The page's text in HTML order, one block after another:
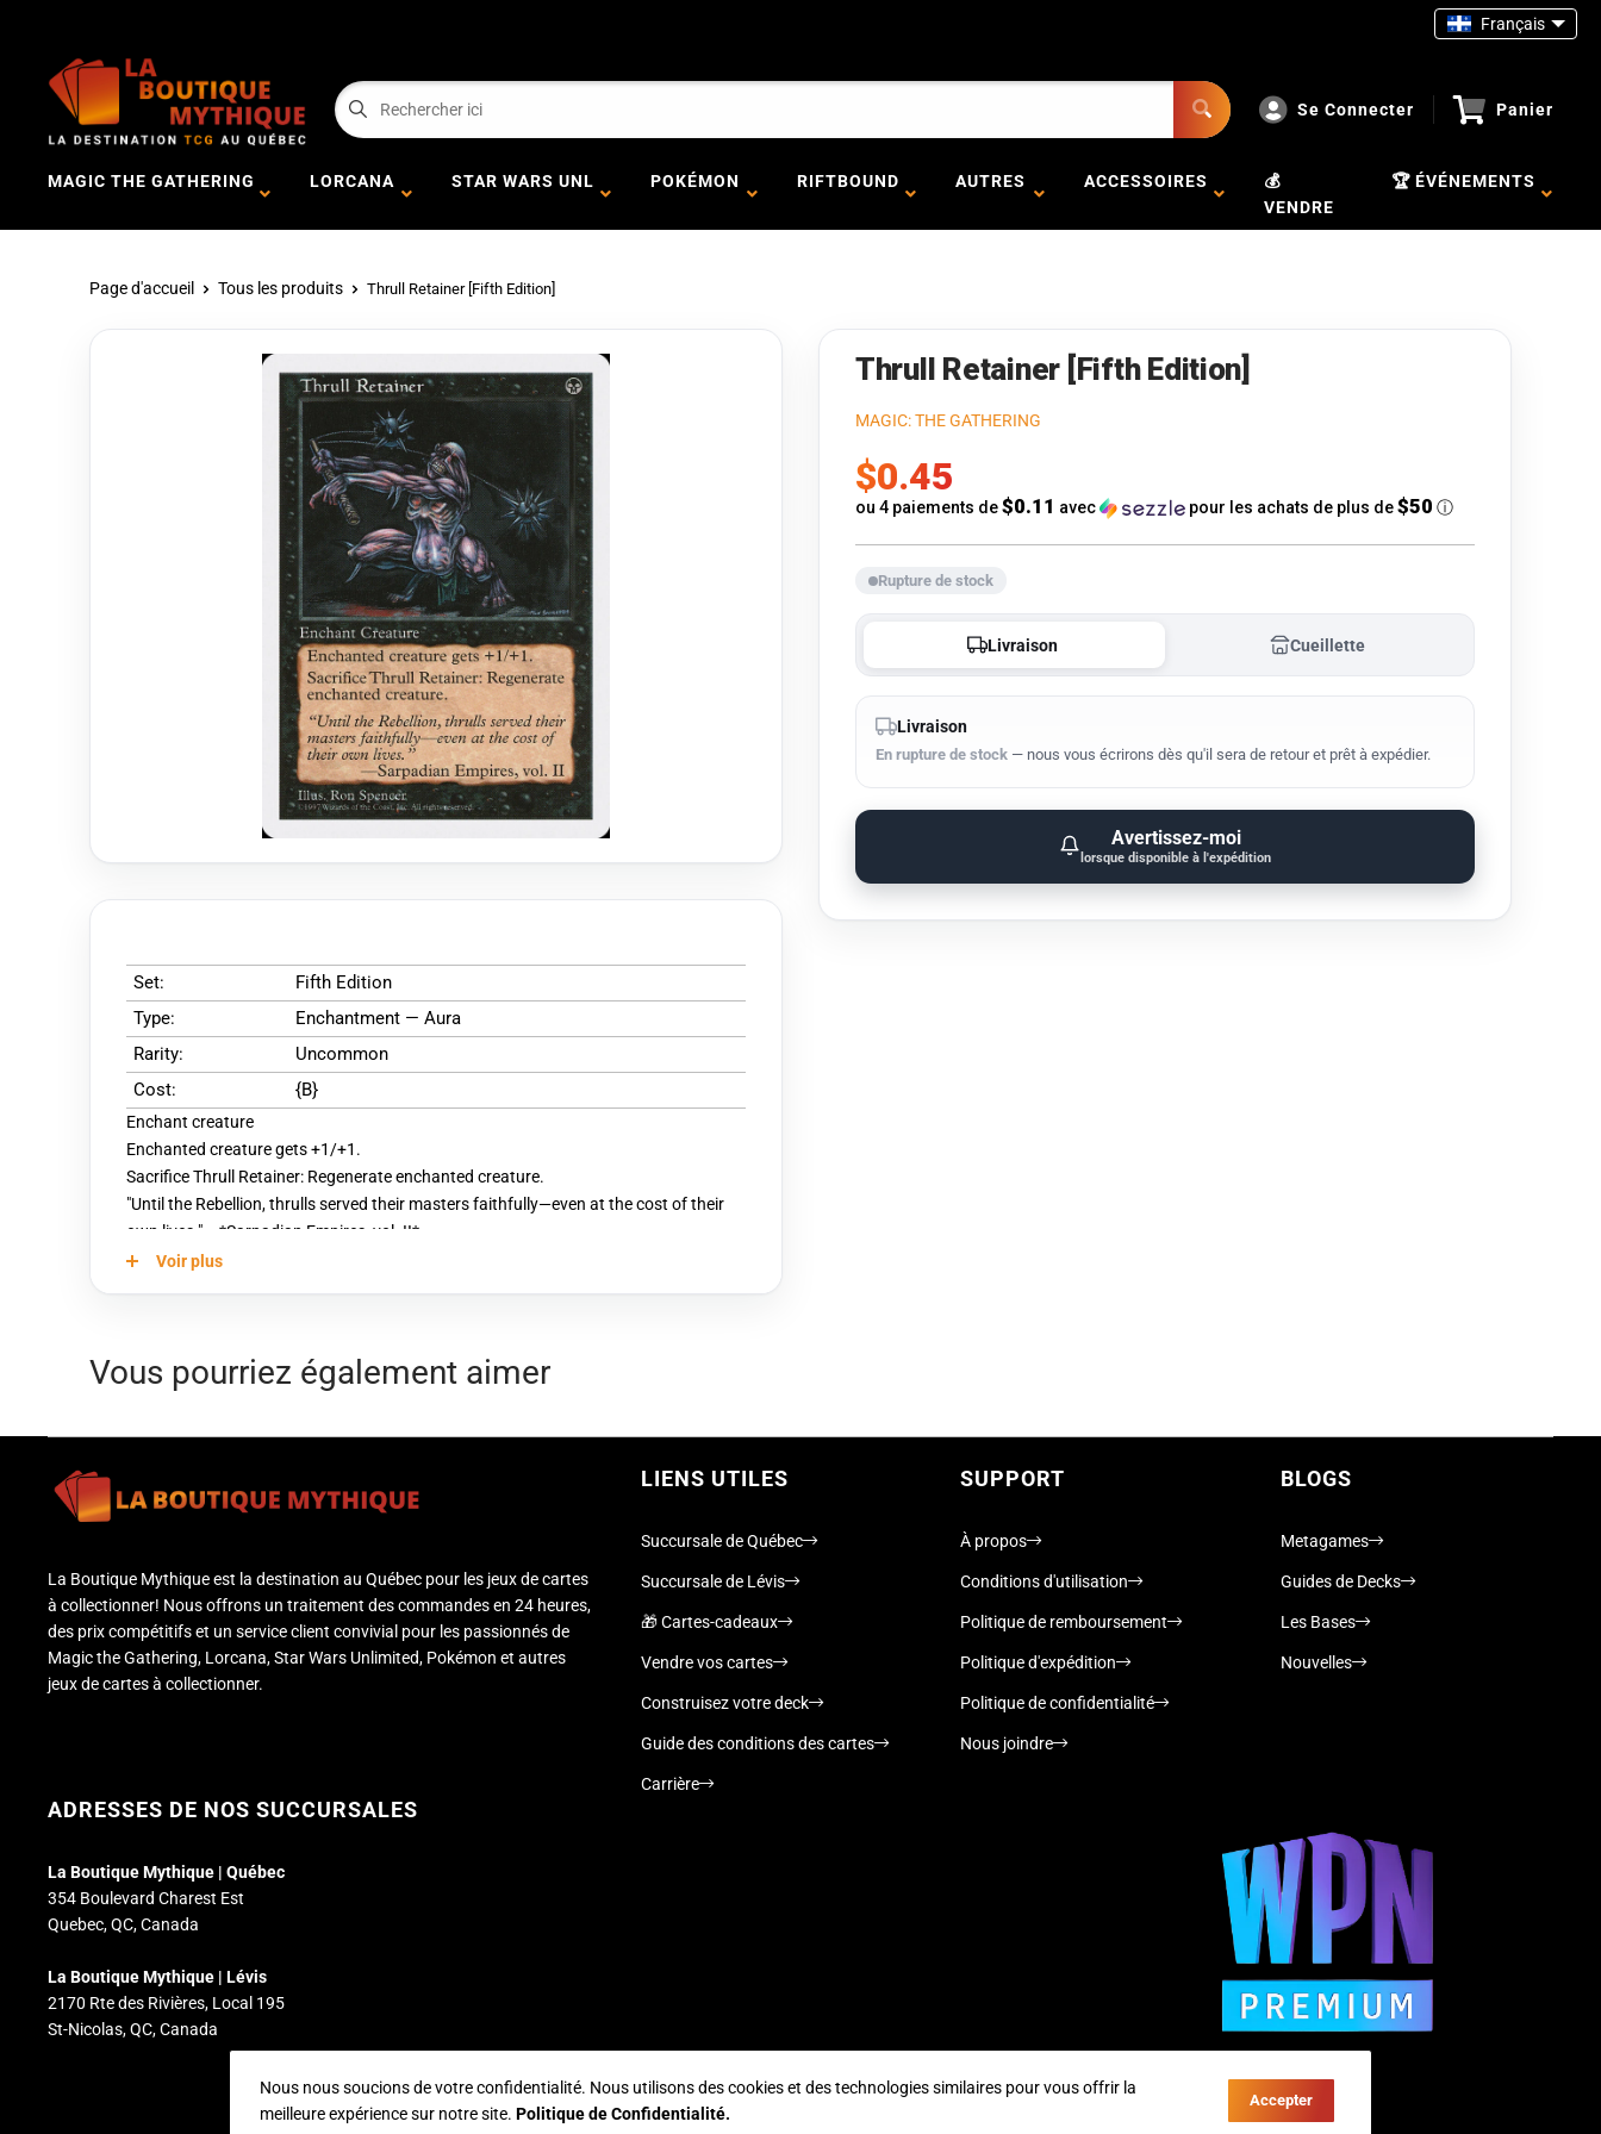
Français
Se Connecter Panier
MAGIC THE GATHERING LORCANA STAR WARS UNL POKÉMON RIFTBOUND AUTRES ACCESSOIRES
💰
VENDRE
🏆 ÉVÉNEMENTS
Page d'accueil Tous les produits Thrull Retainer [Fifth Edition]
Thrull Retainer [Fifth Edition]
MAGIC: THE GATHERING
Prix
de
vente
$0.45
ou 4 paiements de$0.11 avec pour les achats de plus de$50 ⓘ
Rupture de stock
Livraison Cueillette
Livraison
En rupture de stock — nous vous écrirons dès qu'il sera de retour et prêt à expédier.
Avertissez-moi
lorsque disponible à l'expédition
Set:
Fifth Edition
Type:
Enchantment — Aura
Rarity:
Uncommon
Cost:
{B}
Enchant creature
Enchanted creature gets +1/+1.
Sacrifice Thrull Retainer: Regenerate enchanted creature.
"Until the Rebellion, thrulls served their masters faithfully—even at the cost of their
own lives." —*Sarpadian Empires, vol. II*
Voir plus
Vous pourriez également aimer
La Boutique Mythique est la destination au Québec pour les jeux de cartes
à collectionner! Nous offrons un traitement des commandes en 24 heures,
des prix compétitifs et un service client convivial pour les passionnés de
Magic the Gathering, Lorcana, Star Wars Unlimited, Pokémon et autres
jeux de cartes à collectionner.
LIENS UTILES
Succursale de Québec
Succursale de Lévis
🎁 Cartes-cadeaux
Vendre vos cartes
Construisez votre deck
Guide des conditions des cartes
Carrière
SUPPORT
À propos
Conditions d'utilisation
Politique de remboursement
Politique d'expédition
Politique de confidentialité
Nous joindre
BLOGS
Metagames
Guides de Decks
Les Bases
Nouvelles
ADRESSES DE NOS SUCCURSALES
La Boutique Mythique | Québec
354 Boulevard Charest Est
Quebec, QC, Canada
La Boutique Mythique | Lévis
2170 Rte des Rivières, Local 195
St-Nicolas, QC, Canada
Supported payment methods
Nous nous soucions de votre confidentialité. Nous utilisons des cookies et des technologies similaires pour vous offrir la
meilleure expérience sur notre site. Politique de Confidentialité.
Accepter